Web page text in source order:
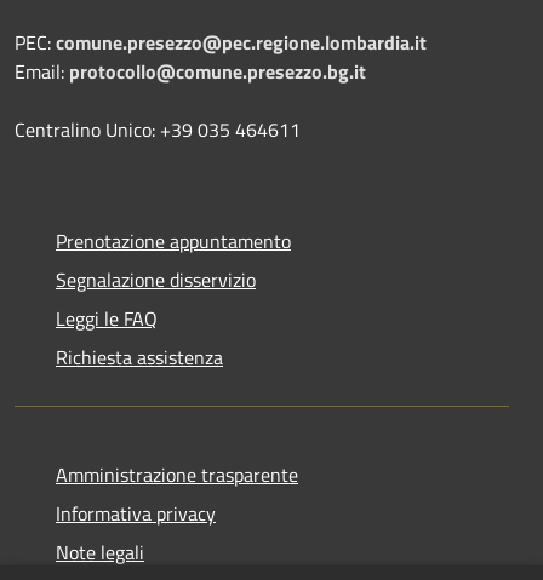
PEC:comune.presezzo@pec.regione.lombardia.it
Email: protocollo@comune.presezzo.bg.it
Centralino Unico: +39 035 464611
Prenotazione appuntamento
Segnalazione disservizio
Leggi le FAQ
Richiesta assistenza
Amministrazione trasparente
Informativa privacy
Note legali